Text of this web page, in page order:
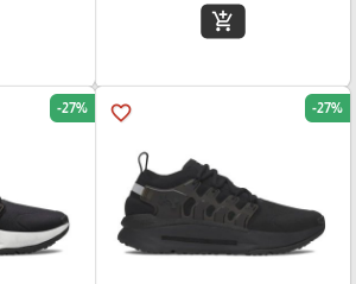
add_shopping_cart
favorite_border -27%
-27%